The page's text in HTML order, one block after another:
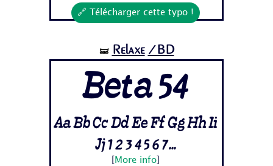
🔗 Télécharger cette typo !
🝛 Relaxe /BD
Beta 54
Aa Bb Cc Dd Ee Ff Gg Hh Ii
Jj 1 2 3 4 5 6 7...
More info]